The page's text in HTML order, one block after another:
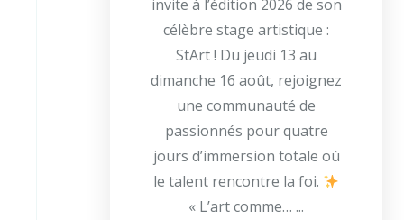
invite à l’édition 2026 de son
célèbre stage artistique :
StArt ! Du jeudi 13 au
dimanche 16 août, rejoignez
une communauté de
passionnés pour quatre
jours d’immersion totale où
le talent rencontre la foi.
« L’art comme… ...